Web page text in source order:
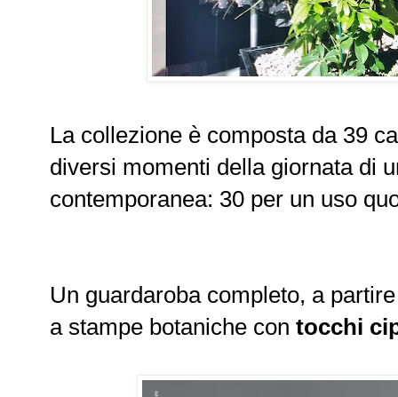
La collezione è composta da 39
diversi momenti della giornata di
contemporanea: 30 per un uso
Un guardaroba completo, a
a stampe botaniche con tocchi